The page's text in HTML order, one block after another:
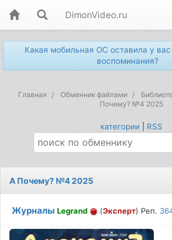
DimonVideo.ru
Какая мобильная ОС оставила у
воспоминания?
Главная Обменник файлами
Почему? №4 2025
категории RSS
А Почему? №4 2025
Журналы Legrand (Эксперт) Реп.